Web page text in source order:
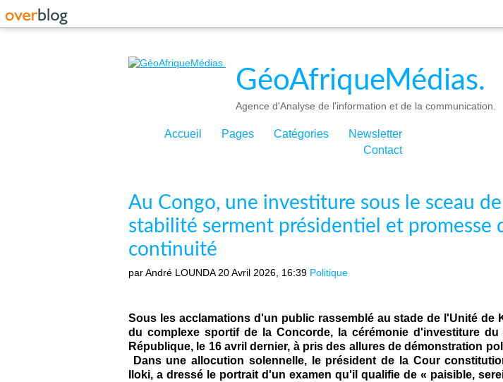
GéoAfriqueMédias.
Agence d'Analyse de l'information et de la communication.
Accueil Pages Catégories
Newsletter
Contact
Au Congo, une investiture sous le sceau
stabilité serment présidentiel et promesse
continuité
par André LOUNDA 20 Avril 2026, 16:39 Politique
Sous les acclamations d'un public rassemblé au stade de l'Unité de
du complexe sportif de la Concorde, la cérémonie d'investiture
République, le 16 avril dernier, à pris des allures de démonstration
Dans une allocution solennelle, le président de la Cour
Iloki, a dressé le portrait d'un examen qu'il qualifie de « paisible,